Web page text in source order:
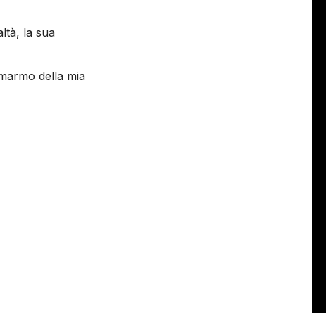
la sua
della mia